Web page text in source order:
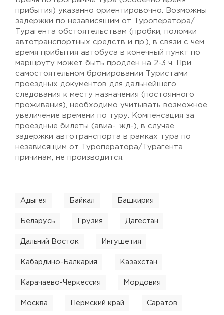
прибытия) указанно ориентировочно. Возможны
задержки по независящим от Туроператора/
Турагента обстоятельствам (пробки, поломки
автотранспортных средств и пр.), в связи с чем
время прибытия автобуса в конечный пункт по
маршруту может быть продлен на 2-3 ч. При
самостоятельном бронировании Туристами
проездных документов для дальнейшего
следования к месту назначения (постоянного
проживания), необходимо учитывать возможное
увеличение времени по туру. Компенсация за
проездные билеты (авиа-, жд-), в случае
задержки автотранспорта в рамках тура по
независящим от Туроператора/Турагента
причинам, не производится.
Адыгея Байкал Башкирия
Беларусь Грузия Дагестан
Дальний Восток Ингушетия
Кабардино-Балкария Казахстан
Карачаево-Черкессия Мордовия
Москва Пермский край Саратов